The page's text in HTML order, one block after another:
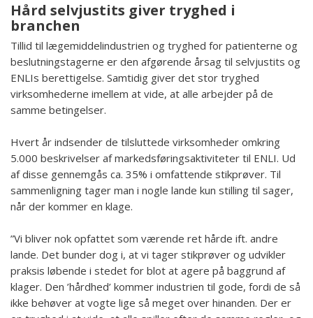
Hård selvjustits giver tryghed i
branchen
Tillid til lægemiddelindustrien og tryghed for patienterne og
beslutningstagerne er den afgørende årsag til selvjustits og
ENLIs berettigelse. Samtidig giver det stor tryghed
virksomhederne imellem at vide, at alle arbejder på de
samme betingelser.
Hvert år indsender de tilsluttede virksomheder omkring
5.000 beskrivelser af markedsføringsaktiviteter til ENLI. Ud
af disse gennemgås ca. 35% i omfattende stikprøver. Til
sammenligning tager man i nogle lande kun stilling til sager,
når der kommer en klage.
”Vi bliver nok opfattet som værende ret hårde ift. andre
lande. Det bunder dog i, at vi tager stikprøver og udvikler
praksis løbende i stedet for blot at agere på baggrund af
klager. Den ’hårdhed’ kommer industrien til gode, fordi de så
ikke behøver at vogte lige så meget over hinanden. Der er